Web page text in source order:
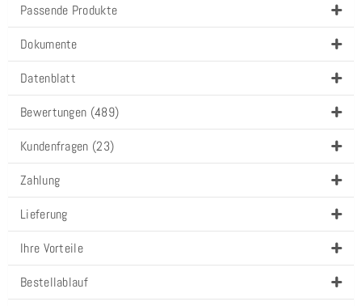
Passende Produkte
Dokumente
Datenblatt
Bewertungen (489)
Kundenfragen (23)
Zahlung
Lieferung
Ihre Vorteile
Bestellablauf